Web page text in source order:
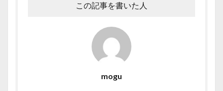
この記事を書いた人
mogu